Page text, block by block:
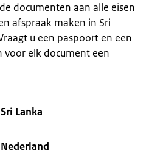
documenten aan alle eisen
afspraak maken in Sri
u een paspoort en een
voor elk document een
Lanka